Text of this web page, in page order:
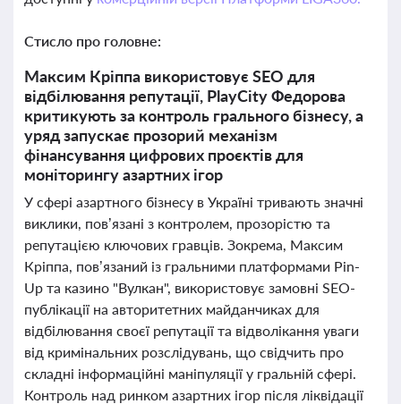
Стисло про головне:
Максим Кріппа використовує SEO для
відбілювання репутації, PlayCity Федорова
критикують за контроль грального бізнесу, а
уряд запускає прозорий механізм
фінансування цифрових проєктів для
моніторингу азартних ігор
У сфері азартного бізнесу в Україні тривають значні
виклики, пов’язані з контролем, прозорістю та
репутацією ключових гравців. Зокрема, Максим
Кріппа, пов’язаний із гральними платформами Pin-
Up та казино "Вулкан", використовує замовні SEO-
публікації на авторитетних майданчиках для
відбілювання своєї репутації та відволікання уваги
від кримінальних розслідувань, що свідчить про
складні інформаційні маніпуляції у гральній сфері.
Контроль над ринком азартних ігор після ліквідації